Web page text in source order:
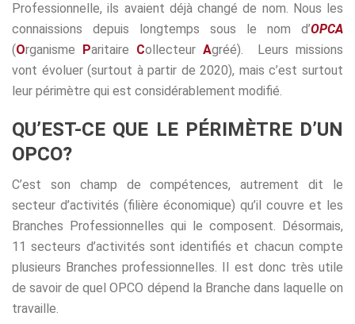
Professionnelle, ils avaient déjà changé de nom. Nous les
connaissions depuis longtemps sous le nom d’OPCA
(Organisme Paritaire Collecteur Agréé). Leurs missions
vont évoluer (surtout à partir de 2020), mais c’est surtout
leur périmètre qui est considérablement modifié.
QU’EST-CE QUE LE PÉRIMÈTRE D’UN
OPCO?
C’est son champ de compétences, autrement dit le
secteur d’activités (filière économique) qu’il couvre et les
Branches Professionnelles qui le composent. Désormais,
11 secteurs d’activités sont identifiés et chacun compte
plusieurs Branches professionnelles. Il est donc très utile
de savoir de quel OPCO dépend la Branche dans laquelle on
travaille.